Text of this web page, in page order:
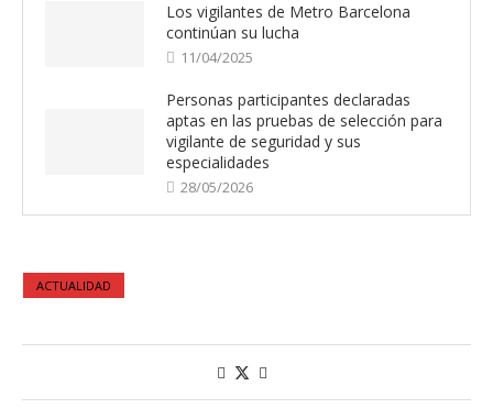
Los vigilantes de Metro Barcelona
continúan su lucha
11/04/2025
Personas participantes declaradas
aptas en las pruebas de selección para
vigilante de seguridad y sus
especialidades
28/05/2026
ACTUALIDAD